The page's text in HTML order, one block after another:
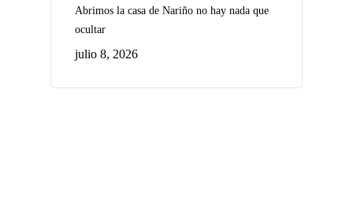
Abrimos la casa de Nariño no hay nada que
ocultar
julio 8, 2026